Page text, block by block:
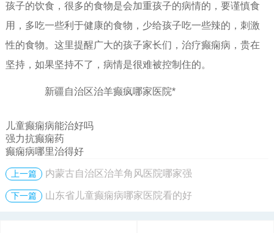
孩子的饮食，很多的食物是会加重孩子的病情的，要谨慎食
用，多吃一些利于健康的食物，少给孩子吃一些辣的，刺激
性的食物。这里提醒广大的孩子家长们，治疗癫痫病，贵在
坚持，如果坚持不了，病情是很难被控制住的。
新疆自治区治羊癫疯哪家医院*
儿童癫痫病能治好吗
强力抗癫痫药
癫痫病哪里治得好
上一篇 内蒙古自治区治羊角风医院哪家强
下一篇 山东省儿童癫痫病哪家医院看的好